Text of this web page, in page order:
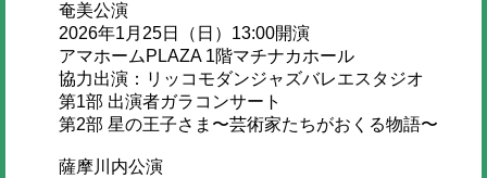
奄美公演
2026年1月25日（日）13:00開演
アマホームPLAZA 1階マチナカホール
協力出演：リッコモダンジャズバレエスタジオ
第1部 出演者ガラコンサート
第2部 星の王子さま〜芸術家たちがおくる物語〜
薩摩川内公演